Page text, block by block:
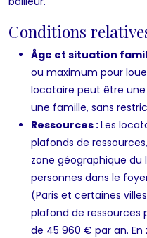
Conditions
Âge et situation
ou maximum pour
locataire peut être
une famille, sans
Ressources :Les
plafonds de
zone géographique
personnes dans le
(Paris et certaines
plafond de ressources
de 45 960 € par an.